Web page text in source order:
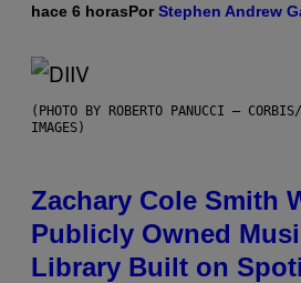
hace 6 horasPorStephen Andrew
(PHOTO BY ROBERTO PANUCCI –
IMAGES)
Zachary Cole Smith
Publicly Owned
Library Built on